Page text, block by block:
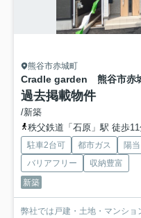
熊谷市赤城町
Cradle garden 熊谷市赤
過去掲載物件
/新築
秩父鉄道「石原」駅 徒歩
駐車2台可 都市ガス 陽
バリアフリー
収納豊富
新築
弊社では戸建・土地・マンシ